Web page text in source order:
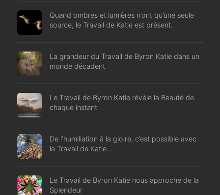
Quand ombres et lumières n’ont qu’une seule
source, le Travail de Katie est présent.
La grandeur du Travail de Byron Katie dans un
monde décadent
Le Travail de Byron Katie révèle la Beauté de
chaque instant
De l’humiliation à la gloire, c’est possible avec
le Travail de Katie…
Le Travail de Byron Katie nous approche de la
Splendeur